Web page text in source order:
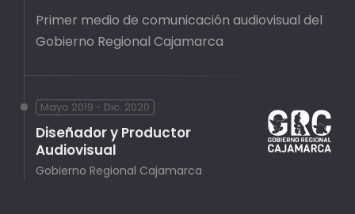
Primer medio de comunicación audiovisual del
Gobierno Regional Cajamarca
Mayo 2019 - Dic. 2020
Diseñador y Productor
Audiovisual
Gobierno Regional Cajamarca